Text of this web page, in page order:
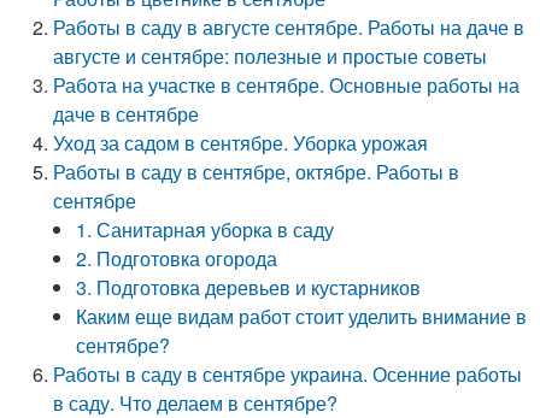
Работы в саду в августе сентябре. Работы на даче в
августе и сентябре: полезные и простые советы
Работа на участке в сентябре. Основные работы на
даче в сентябре
Уход за садом в сентябре. Уборка урожая
Работы в саду в сентябре, октябре. Работы в
сентябре
1. Санитарная уборка в саду
2. Подготовка огорода
3. Подготовка деревьев и кустарников
Каким еще видам работ стоит уделить внимание в
сентябре?
Работы в саду в сентябре украина. Осенние работы
в саду. Что делаем в сентябре?